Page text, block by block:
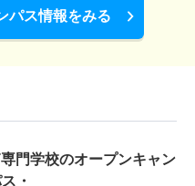
パス情報をみる
門学校のオープンキャン
・